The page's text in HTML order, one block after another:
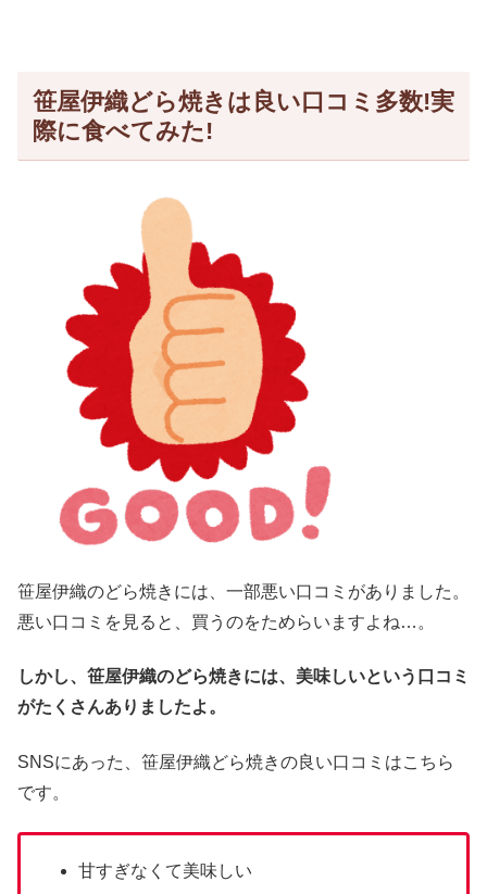
笹屋伊織どら焼きは良い口コミ多数!実
際に食べてみた!
笹屋伊織のどら焼きには、一部悪い口コミがありました。
悪い口コミを見ると、買うのをためらいますよね…。
しかし、笹屋伊織のどら焼きには、美味しいという口コミ
がたくさんありましたよ。
SNSにあった、笹屋伊織どら焼きの良い口コミはこちら
です。
甘すぎなくて美味しい